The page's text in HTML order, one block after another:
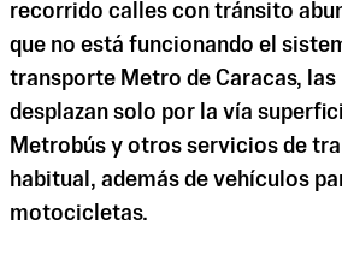
recorrido calles con tránsito
que no está funcionando el
transporte Metro de Caracas, las
desplazan solo por la vía
Metrobús y otros servicios de
habitual, además de vehículos
motocicletas.